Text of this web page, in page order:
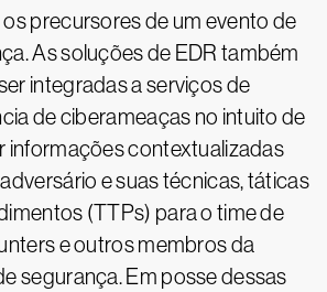
precursores de um evento de
As soluções de EDR também
integradas a serviços de
de ciberameaças no intuito de
informações contextualizadas
e suas técnicas, táticas
(TTPs) para o time de
e outros membros da
segurança. Em posse dessas